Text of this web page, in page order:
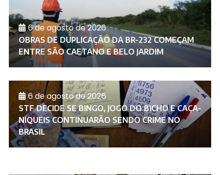
6 de agosto de 2026
OBRAS DE DUPLICAÇÃO DA BR-232 COMEÇAM
ENTRE SÃO CAETANO E BELO JARDIM
6 de agosto de 2026
STF DECIDE SE BINGO, JOGO DO BICHO E CAÇA-
NÍQUEIS CONTINUARÃO SENDO CRIME NO
BRASIL